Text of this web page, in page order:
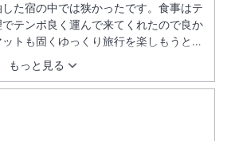
もっと見る
た宿の中では狭かったです。食事はテ
テンポ良く運んで来てくれたので良か
トも固くゆっくり旅行を楽しもうと思
。